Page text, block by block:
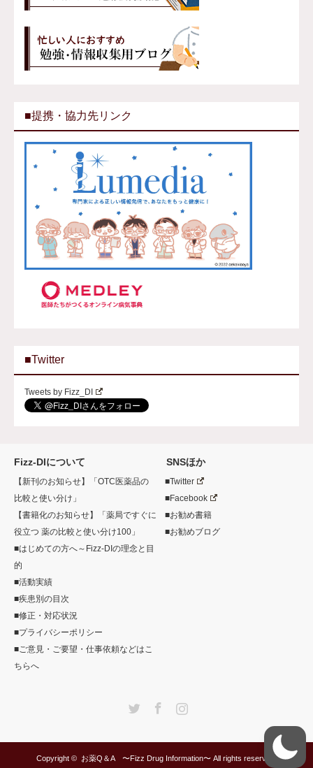
■提携・協力先リンク
■Twitter
Tweets by Fizz_DI
Fizz-DIについて
【新刊のお知らせ】「OTC医薬品の
比較と使い分け」
【書籍化のお知らせ】「薬局ですぐに
役立つ 薬の比較と使い分け100」
■はじめての方へ～Fizz-DIの理念と目
的
■活動実績
■疾患別の目次
■修正・対応状況
■プライバシーポリシー
■ご意見・ご要望・仕事依頼などはこ
ちらへ
SNSほか
■Twitter
■Facebook
■お勧め書籍
■お勧めブログ
Instagram
Copyright © お薬Q＆A 〜Fizz Drug Information〜 All rights reserved.